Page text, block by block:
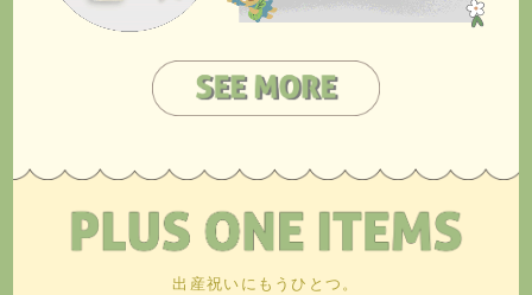
出産祝いにもうひとつ。